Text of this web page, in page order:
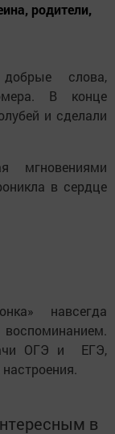
родители,
слова,
В конце
и сделали
мгновениями
в сердце
навсегда
ОГЭ и ЕГЭ,
в